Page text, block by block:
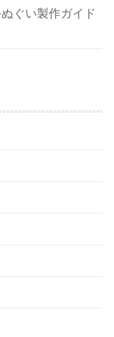
ます。
な汚れがついて
のでしょうか？
とは？
ました。
シーツより汚れ
使っている方
いようにしてく
うことも汚れる
汚れが落とせま
、手洗いしてみ
ぐい製作ガイド